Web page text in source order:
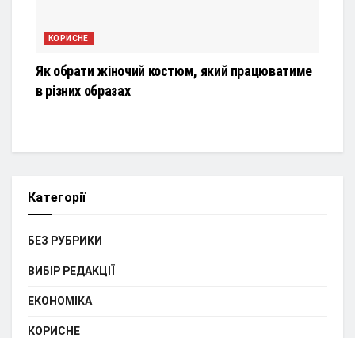
КОРИСНЕ
Як обрати жіночий костюм, який працюватиме
в різних образах
Категорії
БЕЗ РУБРИКИ
ВИБІР РЕДАКЦІЇ
ЕКОНОМІКА
КОРИСНЕ